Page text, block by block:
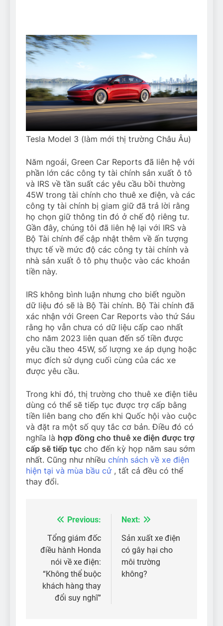
Tesla Model 3 (làm mới thị trường Châu Âu)
Năm ngoái, Green Car Reports đã liên hệ với
phần lớn các công ty tài chính sản xuất ô tô
và IRS về tần suất các yêu cầu bồi thường
45W trong tài chính cho thuê xe điện, và các
công ty tài chính bị giam giữ đã trả lời rằng
họ chọn giữ thông tin đó ở chế độ riêng tư.
Gần đây, chúng tôi đã liên hệ lại với IRS và
Bộ Tài chính để cập nhật thêm về ấn tượng
thực tế về mức độ các công ty tài chính và
nhà sản xuất ô tô phụ thuộc vào các khoản
tiền này.
IRS không bình luận nhưng cho biết nguồn
dữ liệu đó sẽ là Bộ Tài chính. Bộ Tài chính đã
xác nhận với Green Car Reports vào thứ Sáu
rằng họ vẫn chưa có dữ liệu cấp cao nhất
cho năm 2023 liên quan đến số tiền được
yêu cầu theo 45W, số lượng xe áp dụng hoặc
mục đích sử dụng cuối cùng của các xe
được yêu cầu.
Trong khi đó, thị trường cho thuê xe điện tiêu
dùng có thể sẽ tiếp tục được trợ cấp bằng
tiền liên bang cho đến khi Quốc hội vào cuộc
và đặt ra một số quy tắc cơ bản. Điều đó có
nghĩa là hợp đồng cho thuê xe điện được trợ
cấp sẽ tiếp tục cho đến kỳ họp năm sau sớm
nhất. Cũng như nhiều chính sách về xe điện
hiện tại và mùa bầu cử, tất cả đều có thể
thay đổi.
Điều
hướng
bài
viết
Previous:
Tổng giám đốc
điều hành Honda
nói về xe điện:
“Không thể buộc
khách hàng thay
đổi suy nghĩ”
Next:
Sản xuất xe điện
có gây hại cho
môi trường
không?